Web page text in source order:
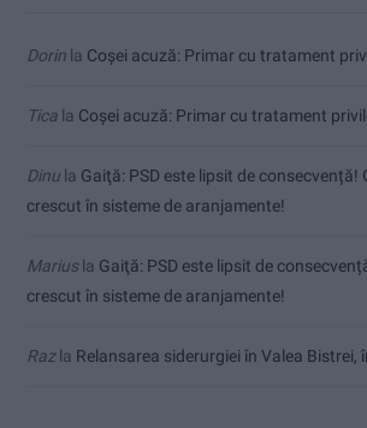
Dorin la Coșei acuză: Primar cu tratament
Tica la Coșei acuză: Primar cu tratament
Dinu la Gaiţă: PSD este lipsit de consecvență!
crescut în sisteme de aranjamente!
Mariusla Gaiţă: PSD este lipsit de
crescut în sisteme de aranjamente!
Razla Relansarea siderurgiei în Valea Bistrei,